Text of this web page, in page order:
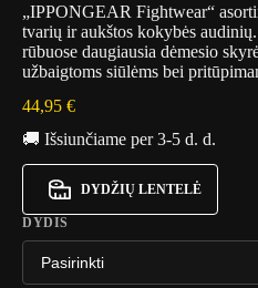
„IPPONGEAR Fightwear“
tvarių ir aukštos kokybės
rūbuose daugiausia dėmesio
užbaigtoms siūlėms bei
44,95 €
🚚 Išsiunčiame per 3-5 d. d.
DYDŽIŲ LENTELĖ
DYDIS